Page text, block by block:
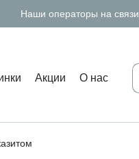
Наши операторы на
Акции О нас